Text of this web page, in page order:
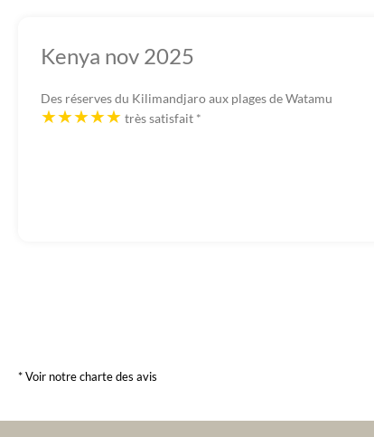
Kenya nov 2025
Des réserves du Kilimandjaro aux plages de Watamu
très satisfait *
* Voir notre charte des avis